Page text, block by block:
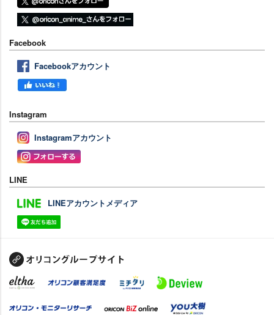
Facebook
Facebookアカウント
Instagram
Instagramアカウント
LINE
LINEアカウントメディア